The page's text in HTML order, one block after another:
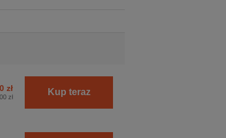
zł
zł Kup teraz